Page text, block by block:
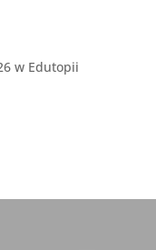
w Edutopii